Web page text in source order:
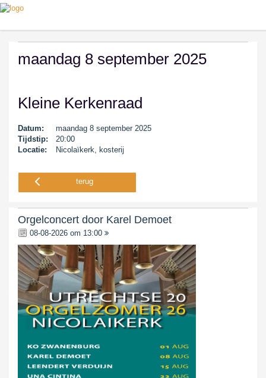
maandag 8 september 2025
Kleine Kerkenraad
Datum:
maandag 8 september 2025
Tijdstip:
20:00
Locatie:
Nicolaïkerk, kosterij
terug
Orgelconcert door Karel Demoet
08-08-2026 om 13:00